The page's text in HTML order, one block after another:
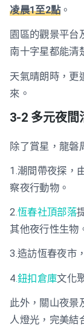
凌晨1至2點。
園區的觀景平台
南十字星都能清
天氣晴朗時，更
來。
3-2 多元夜間
除了賞星，龍磐
1.潮間帶夜探，
察夜行動物。
2.恆春社頂部落
其他夜行性生物
3.造訪恆春夜市
4.鈕扣倉庫文化
此外，關山夜景
人燈光，完美結